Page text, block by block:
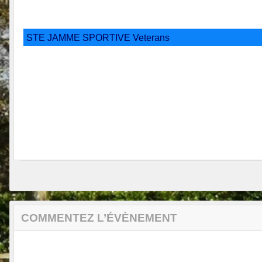
STE JAMME SPORTIVE Veterans
COMMENTEZ L’ÉVÈNEMENT